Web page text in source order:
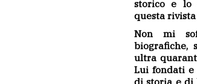
storico e lo
questa rivista
Non mi
biografiche,
ultra
Lui fondati
di storia e di